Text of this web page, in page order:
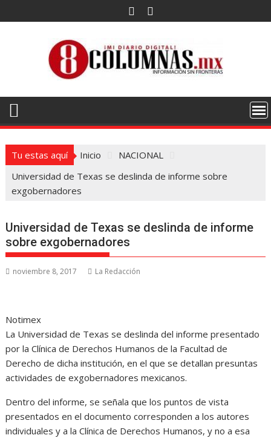
al
Tu estas aquí Inicio
NACIONAL
Universidad de Texas se deslinda de informe sobre
exgobernadores
Universidad de Texas se deslinda de informe
sobre exgobernadores
noviembre 8, 2017 La Redacción
Notimex
La Universidad de Texas se deslinda del informe presentado
por la Clínica de Derechos Humanos de la Facultad de
Derecho de dicha institución, en el que se detallan presuntas
actividades de exgobernadores mexicanos.
Dentro del informe, se señala que los puntos de vista
presentados en el documento corresponden a los autores
individuales y a la Clínica de Derechos Humanos, y no a esa